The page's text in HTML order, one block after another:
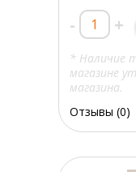
- +
* Наличие
магазине
магазина.
Отзывы (0)